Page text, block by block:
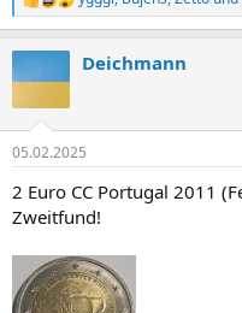
R
e
t
e
:
Deichmann
05.02.2025
2 Euro CC Portugal 2011
Zweitfund!